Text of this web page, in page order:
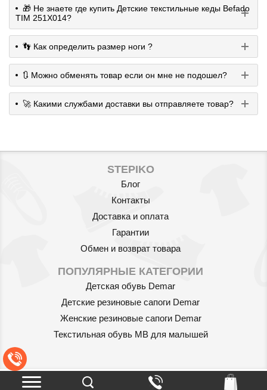
🎁 Не знаете где купить Детские текстильные кеды Befado
TIM 251X014?
👣 Как определить размер ноги ?
🔃 Можно обменять товар если он мне не подошел?
🚀 Какими службами доставки вы отправляете товар?
STEPIKO
Блог
Контакты
Доставка и оплата
Гарантии
Обмен и возврат товара
ПОПУЛЯРНЫЕ КАТЕГОРИИ
Детская обувь Demar
Детские резиновые сапоги Demar
Женские резиновые сапоги Demar
Текстильная обувь MB для малышей